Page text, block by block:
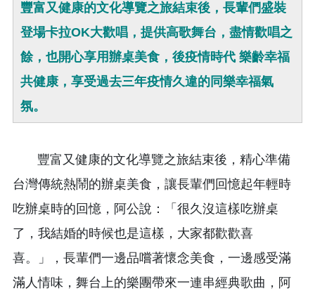
豐富又健康的文化導覽之旅結束後，長輩們盛裝
登場卡拉OK大歡唱，提供高歌舞台，盡情歡唱之
餘，也開心享用辦桌美食，後疫情時代 樂齡幸福
共健康，享受過去三年疫情久違的同樂幸福氣
氛。
豐富又健康的文化導覽之旅結束後，精心準備
台灣傳統熱鬧的辦桌美食，讓長輩們回憶起年輕時
吃辦桌時的回憶，阿公說：「很久沒這樣吃辦桌
了，我結婚的時候也是這樣，大家都歡歡喜
喜。」，長輩們一邊品嚐著懷念美食，一邊感受滿
滿人情味，舞台上的樂團帶來一連串經典歌曲，阿